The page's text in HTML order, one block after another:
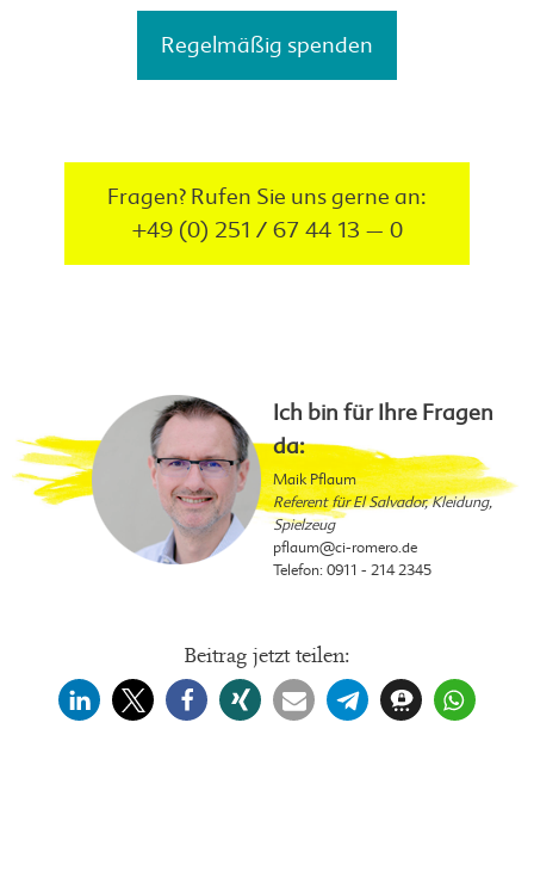
Regelmäßig spenden
Fragen? Rufen Sie uns gerne an:
+49 (0) 251 / 67 44 13 – 0
Ich bin für Ihre Fragen
da:
Maik Pflaum
Referent für El Salvador, Kleidung,
Spielzeug
pflaum@ci-romero.de
Telefon: 0911 - 214 2345
Beitrag jetzt teilen: